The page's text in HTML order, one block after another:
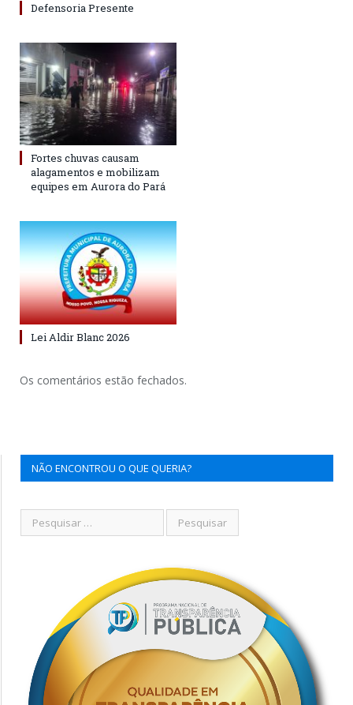
Defensoria Presente
Fortes chuvas causam
alagamentos e mobilizam
equipes em Aurora do Pará
Lei Aldir Blanc 2026
Os comentários estão fechados.
NÃO ENCONTROU O QUE QUERIA?